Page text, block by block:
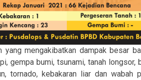
yang mengakibatkan dampak besar
gempa bumi, tsunami, tanah
tornado, kebakaran liar dan wabah